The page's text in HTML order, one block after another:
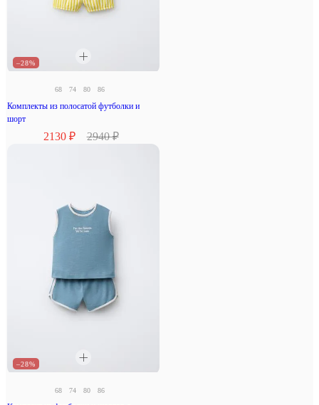
–28%
68 74 80 86
Комплекты из полосатой футболки и
шорт
2130 ₽ 2940 ₽
–28%
68 74 80 86